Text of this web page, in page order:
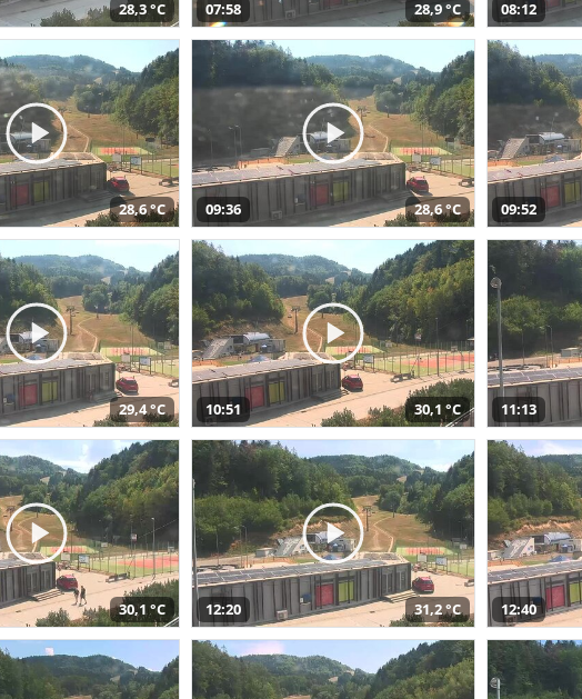
28,3 °C 07:58 28,9 °C 08:12
28,6 °C 09:36 28,6 °C 09:52
29,4 °C 10:51 30,1 °C 11:13
30,1 °C 12:20 31,2 °C 12:40